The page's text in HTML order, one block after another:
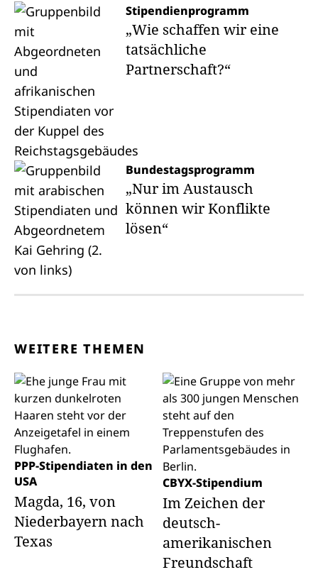
Stipendienprogramm
„Wie schaffen wir eine
tatsächliche
Partnerschaft?“
Bundestagsprogramm
„Nur im Austausch
können wir Konflikte
lösen“
WEITERE THEMEN
PPP-Stipendiaten in den
USA
Magda, 16, von
Niederbayern nach
Texas
CBYX-Stipendium
Im Zeichen der
deutsch-
amerikanischen
Freundschaft